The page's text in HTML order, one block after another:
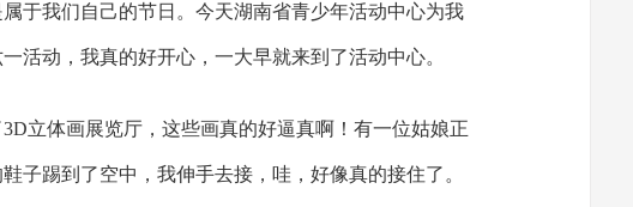
于我们自己的节日。今天湖南省青少年活动中心为我
活动，我真的好开心，一大早就来到了活动中心。
立体画展览厅，这些画真的好逼真啊！有一位姑娘正
子踢到了空中，我伸手去接，哇，好像真的接住了。